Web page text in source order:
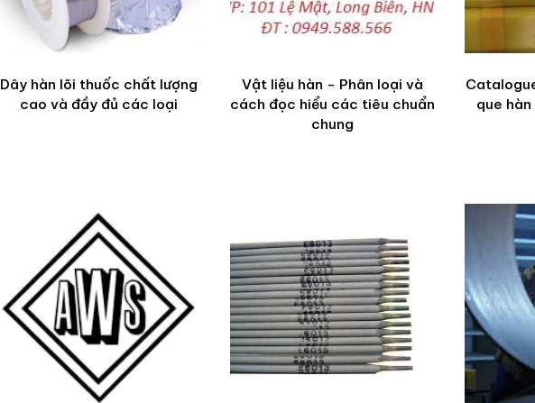
Dây hàn lõi thuốc chất lượng
cao và đầy đủ các loại
Vật liệu hàn - Phân loại và
cách đọc hiểu các tiêu chuẩn
chung
que